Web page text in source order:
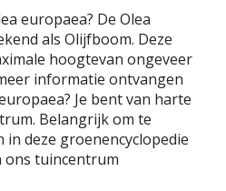
europaea? De Olea
als Olijfboom. Deze
hoogtevan ongeveer
informatie ontvangen
Je bent van harte
Belangrijk om te
deze groenencyclopedie
ons tuincentrum